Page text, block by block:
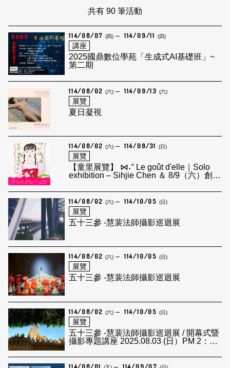
共有 90 筆活動
114/08/07 (四) 114/09/11 (四)
講座
2025國鼎數位學苑「生成式AI基礎班」~
第二期
114/08/02 (六) 114/09/13 (六)
展覽
夏日凝視
114/08/02 (六) 114/08/31 (日)
展覽
【童里展覽】 ⋈˖° Le goût d'elle｜Solo
exhibition – Sihjie Chen ＆ 8/9（六）創作
114/08/02 (六) 114/10/05 (日)
展覽
五十三參 -慧裴法師攝影巡迴展
114/08/02 (六) 114/10/05 (日)
展覽
五十三參 -慧裴法師攝影巡迴展
114/08/02 (六) 114/10/05 (日)
展覽
五十三參 -慧裴法師攝影巡迴展 / 開幕式暨
攝影專題講座 2025.08.03 (日）PM 2：00-
人：慧裴法師